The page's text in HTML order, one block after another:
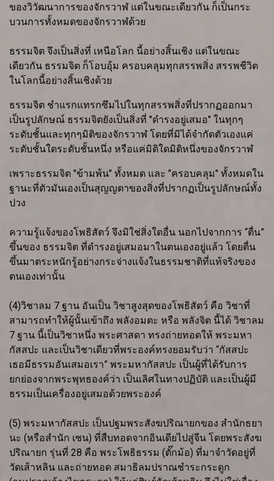
ของวิวัฒนาการของจักรวาฬ แต่ในขณะเดียวกัน ก็เป็นกระ
บวนการทั้งหมดของจักรวาฬด้วย
ธรรมจิต จึงเป็นสิ่งที่ เหนือโลก นี้อย่างสิ้นเชิง แต่ในขณะ
เดียวกัน ธรรมจิต ก็โอบอุ้ม ครอบคลุมทุกสรรพสิ่ง สรรพชีวิต
ในโลกนี้อย่างสิ้นเชิงด้วย
ธรรมจิต ชำแรกแทรกซึมไปในทุกสรรพสิ่งที่ปรากฏออกมา
เป็นรูปลักษณ์ ธรรมจิตยังเป็นสิ่งที่ "ดำรงอยู่เสมอ" ในทุกๆ
ระดับชั้นและทุกๆมิติของจักรวาฬ โดยที่มิได้จำกัดตัวเองแค่
ระดับชั้นใดระดับชั้นหนึ่ง หรือแค่มิติใดมิติหนึ่งของจักรวาฬ
เพราะธรรมจิต "ข้ามพ้น" ทั้งหมด และ "ครอบคลุม" ทั้งหมดใน
ฐานะที่ตัวมันเองเป็นสุญญตาของสิ่งที่ปรากฏเป็นรูปลักษณ์ทั้ง
ปวง
ความรู้แจ้งของโพธิสัตว์ จึงมิใช่สิ่งใดอื่น นอกไปจากการ “ตื่น”
ขึ้นของ ธรรมจิต ที่ดำรงอยู่เสมอมาในตนเองอยู่แล้ว โดยตื่น
ขึ้นมาตระหนักรู้อย่างกระจ่างแจ้งในธรรมชาติที่แท้จริงของ
ตนเองเท่านั้น
(4)วิชาลม 7 ฐาน อันเป็น วิชาสูงสุดของโพธิสัตว์ คือ วิชาที่
สามารถทำให้ผู้นั้นเข้าถึง พลังอมตะ หรือ พลังจิต นี้ได้ วิชาลม
7 ฐาน นี้เป็นวิชาหนึ่ง พระศาสดา ทรงถ่ายทอดให้ พระมหา
กัสสปะ และเป็นวิชาเดียวที่พระองค์ทรงยอมรับว่า “กัสสปะ
เธอมีธรรมอันเสมอเรา” พระมหากัสสปะ เป็นผู้ที่ได้รับการ
ยกย่องจากพระพุทธองค์ว่า เป็นเลิศในทางปฏิบัติ และเป็นผู้มี
ธรรมเป็นเครื่องอยู่เสมอด้วยพระองค์
(5) พระมหากัสสปะ เป็นปฐมพระสังฆปริณายกของ สำนักธยา
นะ (หรือสำนัก เซน) ที่สืบทอดจากอินเดียไปสู่จีน โดยพระสังฆ
ปริณายก รุ่นที่ 28 คือ พระโพธิธรรม (ตั๊กม้อ) ที่มาจำวัดอยู่ที่
วัดเส้าหลิน และถ่ายทอด สมาธิลมปราณชำระกระดูก